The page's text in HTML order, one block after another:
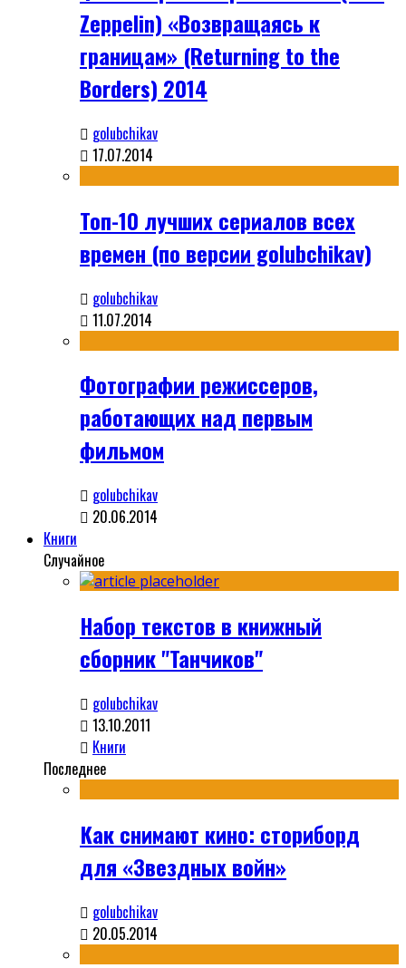
Zeppelin) «Возвращаясь к
границам» (Returning to the
Borders) 2014
golubchikav
17.07.2014
Топ-10 лучших сериалов всех
времен (по версии golubchikav)
golubchikav
11.07.2014
Фотографии режиссеров,
работающих над первым
фильмом
golubchikav
20.06.2014
Книги
Случайное
Набор текстов в книжный
сборник "Танчиков"
golubchikav
13.10.2011
Книги
Последнее
Как снимают кино: сториборд
для «Звездных войн»
golubchikav
20.05.2014